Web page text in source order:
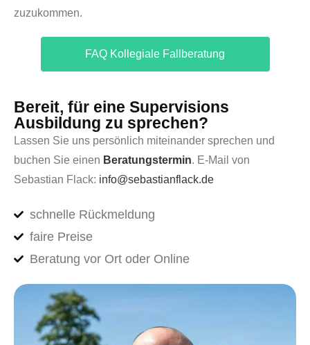
zuzukommen.
FAQ Kollegiale Fallberatung
Bereit, für eine Supervisions
Ausbildung zu sprechen?
Lassen Sie uns persönlich miteinander sprechen und
buchen Sie einen Beratungstermin. E-Mail von
Sebastian Flack: info@sebastianflack.de
schnelle Rückmeldung
faire Preise
Beratung vor Ort oder Online